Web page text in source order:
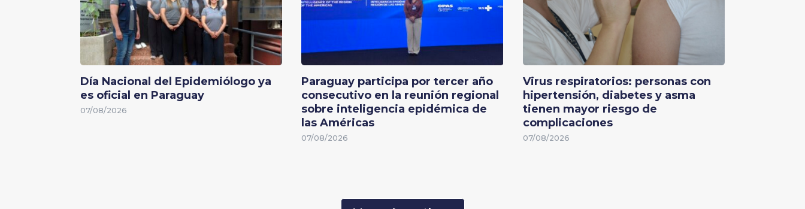
Día Nacional del Epidemiólogo ya
es oficial en Paraguay
07/08/2026
Paraguay participa por tercer año
consecutivo en la reunión regional
sobre inteligencia epidémica de
las Américas
07/08/2026
Virus respiratorios: personas con
hipertensión, diabetes y asma
tienen mayor riesgo de
complicaciones
07/08/2026